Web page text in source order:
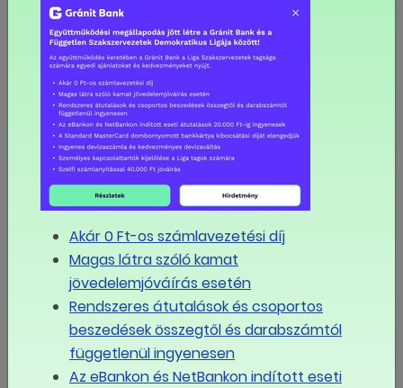
Ke Sze Csü Pé
28 29 30 31
4 5 6 7
11 12 13 14
18 19 20 21 22
25 26 27
Akár 0 Ft-os számlavezetési díj
Magas látra szóló kamat
jövedelemjóváírás esetén
Rendszeres átutalások és csoportos
beszedések összegtől és darabszámtól
függetlenül ingyenesen
Az eBankon és NetBankon indított eseti